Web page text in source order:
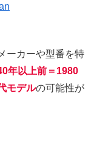
ーカーや型番を特
年以上前＝1980
モデルの可能性が